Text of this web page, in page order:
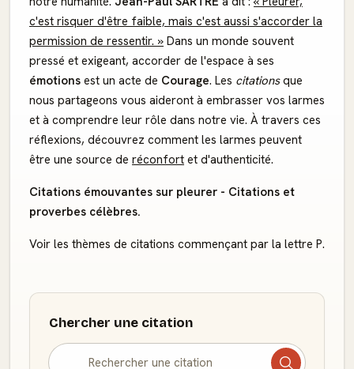
c'est risquer d'être faible, mais c'est aussi s'accorder la
permission de ressentir. » Dans un monde souvent
pressé et exigeant, accorder de l'espace à ses
émotions est un acte de Courage. Les citationsque
nous partageons vous aideront à embrasser vos larmes
et à comprendre leur rôle dans notre vie. À travers ces
réflexions, découvrez comment les larmes peuvent
être une source de réconfort et d'authenticité.
Citations émouvantes sur pleurer - Citations et
proverbes célèbres.
Voir les thèmes de citations commençant par la lettre P.
Chercher une citation